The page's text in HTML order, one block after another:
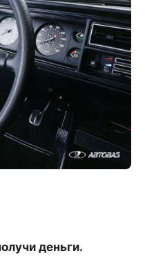
деньги.